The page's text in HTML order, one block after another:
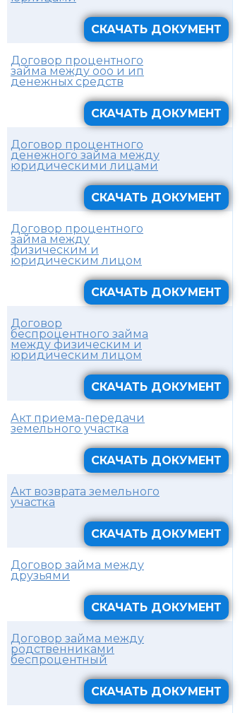
СКАЧАТЬ ДОКУМЕНТ
Договор процентного
займа между ооо и ип
денежных средств
СКАЧАТЬ ДОКУМЕНТ
Договор процентного
денежного займа между
юридическими лицами
СКАЧАТЬ ДОКУМЕНТ
Договор процентного
займа между
физическим и
юридическим лицом
СКАЧАТЬ ДОКУМЕНТ
Договор
беспроцентного займа
между физическим и
юридическим лицом
СКАЧАТЬ ДОКУМЕНТ
Акт приема-передачи
земельного участка
СКАЧАТЬ ДОКУМЕНТ
Акт возврата земельного
участка
СКАЧАТЬ ДОКУМЕНТ
Договор займа между
друзьями
СКАЧАТЬ ДОКУМЕНТ
Договор займа между
родственниками
беспроцентный
СКАЧАТЬ ДОКУМЕНТ